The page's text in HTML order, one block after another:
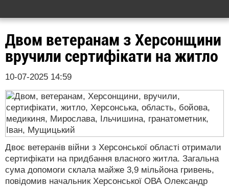
Двом ветеранам з Херсонщини
вручили сертифікати на житло
10-07-2025 14:59
Двоє ветеранів війни з Херсонської області отримали
сертифікати на придбання власного житла. Загальна
сума допомоги склала майже 3,9 мільйона гривень,
повідомив начальник Херсонської ОВА Олександр